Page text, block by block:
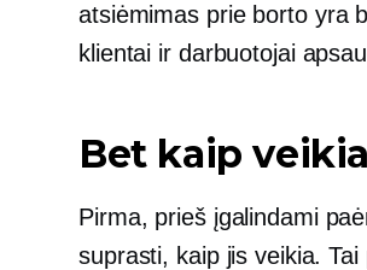
atsiėmimas prie borto yra
klientai ir darbuotojai
Bet kaip
Pirma, prieš įgalindami
suprasti, kaip jis veikia.